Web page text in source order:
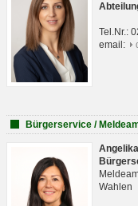
Tel.Nr.:
email:
Bürgerservice /
Wahlen